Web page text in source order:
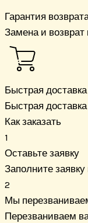
Гарантия
Замена и возврат
Быстрая доставка
Быстрая
Как заказать
1
Оставьте заявку
Заполните
2
Мы
Перезваниваем